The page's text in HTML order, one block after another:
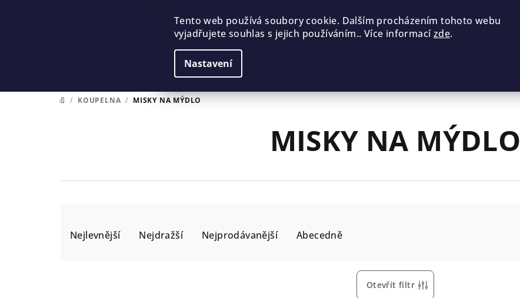
Tento web používá soubory cookie. Dalším procházením tohoto webu
vyjadřujete souhlas s jejich používáním.. Více informacízde.
Nastavení
DOMŮ
/ KOUPELNA / MISKY NA MÝDLO
MISKY NA MÝDLO
aNejlevnější Nejdražší Nejprodávanější Abecedně
Otevřít filtr